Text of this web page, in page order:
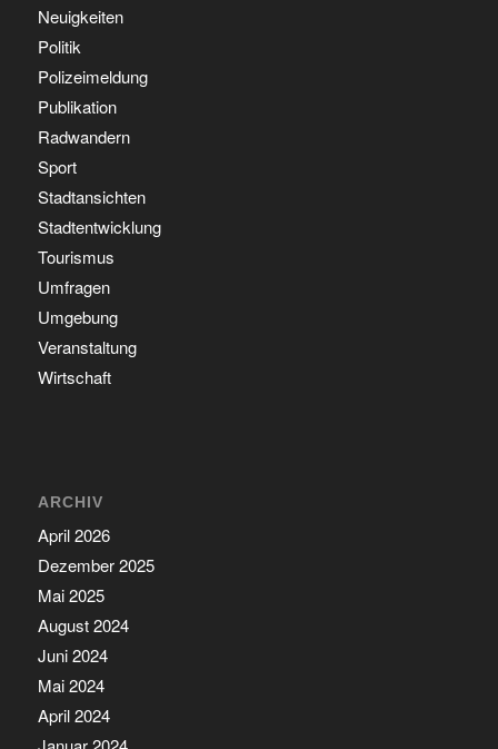
Neuigkeiten
Politik
Polizeimeldung
Publikation
Radwandern
Sport
Stadtansichten
Stadtentwicklung
Tourismus
Umfragen
Umgebung
Veranstaltung
Wirtschaft
ARCHIV
April 2026
Dezember 2025
Mai 2025
August 2024
Juni 2024
Mai 2024
April 2024